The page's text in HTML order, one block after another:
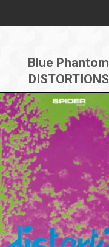
Blue Phantom
DISTORTIONS